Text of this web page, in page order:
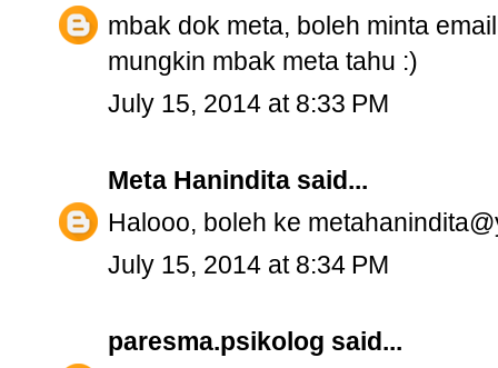
mbak dok meta, boleh minta
mungkin mbak meta tahu :)
July 15, 2014 at 8:33 PM
Meta Hanindita said...
Halooo, boleh ke
July 15, 2014 at 8:34 PM
paresma.psikolog said...